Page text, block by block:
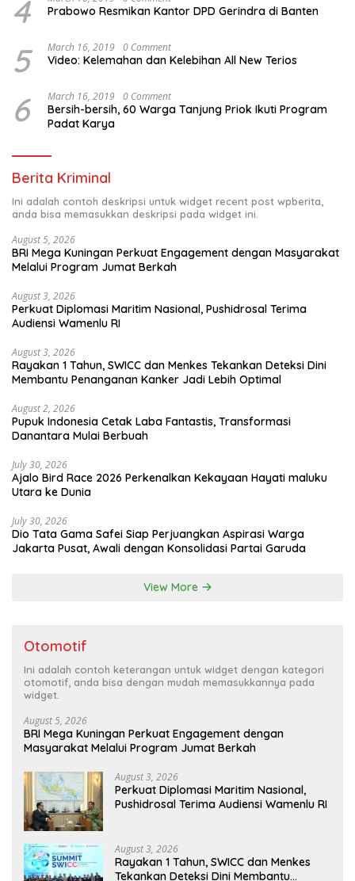
4 Prabowo Resmikan Kantor DPD Gerindra di Banten
5 March 16, 2019 0 Comment
Video: Kelemahan dan Kelebihan All New Terios
6 March 16, 2019 0 Comment
Bersih-bersih, 60 Warga Tanjung Priok Ikuti Program
Padat Karya
Berita Kriminal
Ini adalah contoh deskripsi untuk widget recent post wpberita,
anda bisa memasukkan deskripsi pada widget ini.
August 5, 2026
BRI Mega Kuningan Perkuat Engagement dengan Masyarakat
Melalui Program Jumat Berkah
August 3, 2026
Perkuat Diplomasi Maritim Nasional, Pushidrosal Terima
Audiensi Wamenlu RI
August 3, 2026
Rayakan 1 Tahun, SWICC dan Menkes Tekankan Deteksi Dini
Membantu Penanganan Kanker Jadi Lebih Optimal
August 2, 2026
Pupuk Indonesia Cetak Laba Fantastis, Transformasi
Danantara Mulai Berbuah
July 30, 2026
Ajalo Bird Race 2026 Perkenalkan Kekayaan Hayati maluku
Utara ke Dunia
July 30, 2026
Dio Tata Gama Safei Siap Perjuangkan Aspirasi Warga
Jakarta Pusat, Awali dengan Konsolidasi Partai Garuda
View More
Otomotif
Ini adalah contoh keterangan untuk widget dengan kategori
otomotif, anda bisa dengan mudah memasukkannya pada
widget.
August 5, 2026
BRI Mega Kuningan Perkuat Engagement dengan
Masyarakat Melalui Program Jumat Berkah
August 3, 2026
Perkuat Diplomasi Maritim Nasional,
Pushidrosal Terima Audiensi Wamenlu RI
August 3, 2026
Rayakan 1 Tahun, SWICC dan Menkes
Tekankan Deteksi Dini Membantu